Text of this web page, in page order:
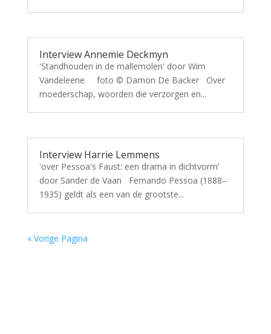
Interview Annemie Deckmyn
'Standhouden in de mallemolen' door Wim
Vandeleene foto © Damon De Backer Over
moederschap, woorden die verzorgen en...
Interview Harrie Lemmens
'over Pessoa's Faust: een drama in dichtvorm'
door Sander de Vaan Fernando Pessoa (1888–
1935) geldt als een van de grootste...
« Vorige Pagina